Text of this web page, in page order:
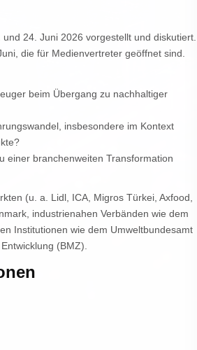
24. Juni 2026 vorgestellt und diskutiert.
die für Medienvertreter geöffnet sind.
beim Übergang zu nachhaltiger
insbesondere im Kontext
einer branchenweiten Transformation
(u. a. Lidl, ICA, Migros Türkei, Axfood,
industrienahen Verbänden wie dem
Institutionen wie dem Umweltbundesamt
(BMZ).